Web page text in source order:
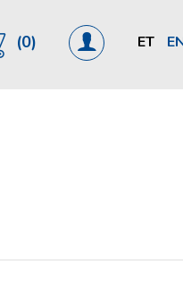
ET
(0)
782 1916